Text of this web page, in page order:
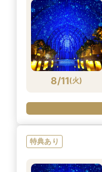
8/11(火)
特典あり